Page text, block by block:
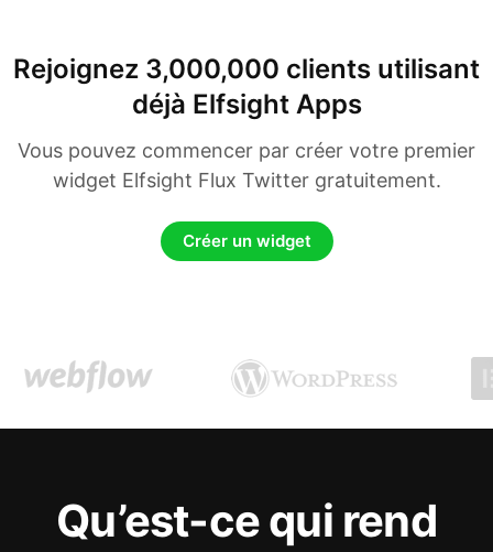
Rejoignez 3,000,000 clients utilisant
déjà Elfsight Apps
Vous pouvez commencer par créer votre premier
widget Elfsight Flux Twitter gratuitement.
Créer un widget
Qu’est-ce qui rend